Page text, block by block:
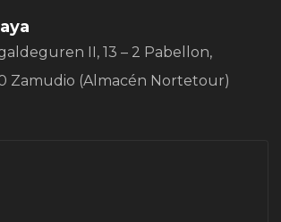
II, 13 – 2 Pabellon,
Zamudio (Almacén Nortetour)